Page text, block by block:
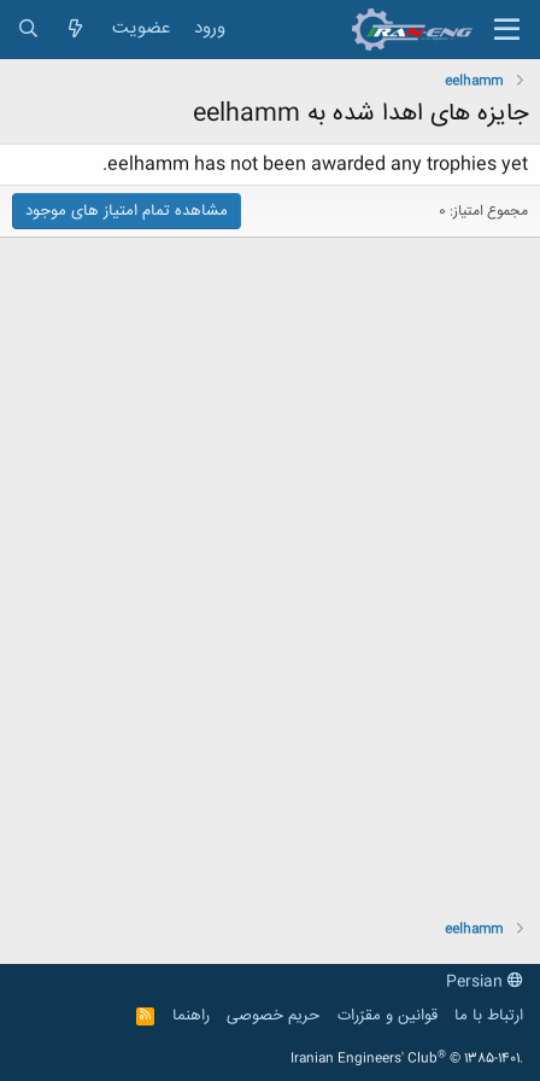
ورود عضویت
eelhamm
جایزه های اهدا شده به eelhamm
eelhamm has not been awarded any trophies yet.
مجموع امتیاز: 0 مشاهده تمام امتیاز های موجود
eelhamm
ارتباط با ما
قوانین و مقرّرات حریم خصوصی راهنما
R
S
Iranian Engineers' Club® © 1385-1401.